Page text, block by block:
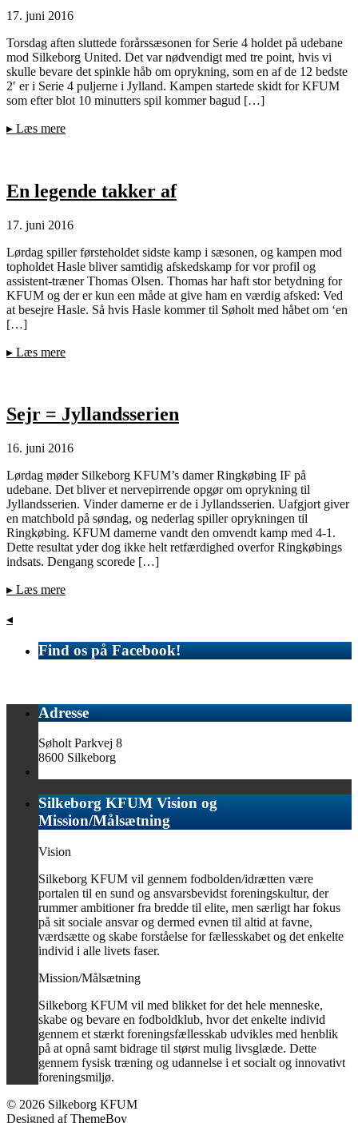
17. juni 2016
Torsdag aften sluttede forårssæsonen for Serie 4 holdet på udebane
mod Silkeborg United. Det var nødvendigt med tre point, hvis vi
skulle bevare det spinkle håb om oprykning, som en af de 12 bedste
2′ er i Serie 4 puljerne i Jylland. Kampen startede skidt for KFUM
som efter blot 10 minutters spil kommer bagud […]
▸ Læs mere
En legende takker af
17. juni 2016
Lørdag spiller førsteholdet sidste kamp i sæsonen, og kampen mod
topholdet Hasle bliver samtidig afskedskamp for vor profil og
assistent-træner Thomas Olsen. Thomas har haft stor betydning for
KFUM og der er kun een måde at give ham en værdig afsked: Ved
at besejre Hasle. Så hvis Hasle kommer til Søholt med håbet om ‘en
[…]
▸ Læs mere
Sejr = Jyllandsserien
16. juni 2016
Lørdag møder Silkeborg KFUM’s damer Ringkøbing IF på
udebane. Det bliver et nervepirrende opgør om oprykning til
Jyllandsserien. Vinder damerne er de i Jyllandsserien. Uafgjort giver
en matchbold på søndag, og nederlag spiller oprykningen til
Ringkøbing. KFUM damerne vandt den omvendt kamp med 4-1.
Dette resultat yder dog ikke helt retfærdighed overfor Ringkøbings
indsats. Dengang scorede […]
▸ Læs mere
◂
Find os på Facebook!
Adresse
Søholt Parkvej 8
8600 Silkeborg
Silkeborg KFUM Vision og
Mission/Målsætning
Vision
Silkeborg KFUM vil gennem fodbolden/idrætten være
portalen til en sund og ansvarsbevidst foreningskultur, der
rummer ambitioner fra bredde til elite, men særligt har fokus
på sit sociale ansvar og dermed evnen til altid at favne,
værdsætte og skabe forståelse for fællesskabet og det enkelte
individ i alle livets faser.
Mission/Målsætning
Silkeborg KFUM vil med blikket for det hele menneske,
skabe og bevare en fodboldklub, hvor det enkelte individ
gennem et stærkt foreningsfællesskab udvikles med henblik
på at opnå samt bidrage til størst mulig livsglæde. Dette
gennem fysisk træning og udannelse i et socialt og innovativt
foreningsmiljø.
© 2026 Silkeborg KFUM
Designed afThemeBoy